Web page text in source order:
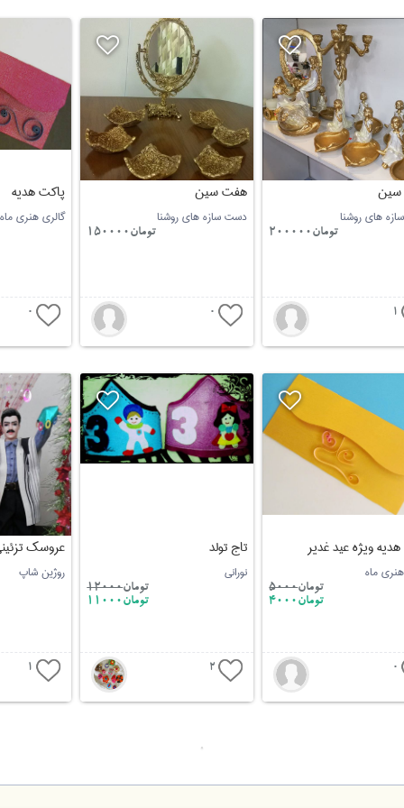
های روشنا
تومان200000
1
هفت سین
دست سازه های روشنا
تومان150000
0
پاکت هدیه
گالری هنری ماه
0
ویژه عید غدیر
ماه
تومان5000
تومان4000
0
تاج تولد
نورانی
تومان12000
تومان11000
2
عروسک
روژین شاپ
1